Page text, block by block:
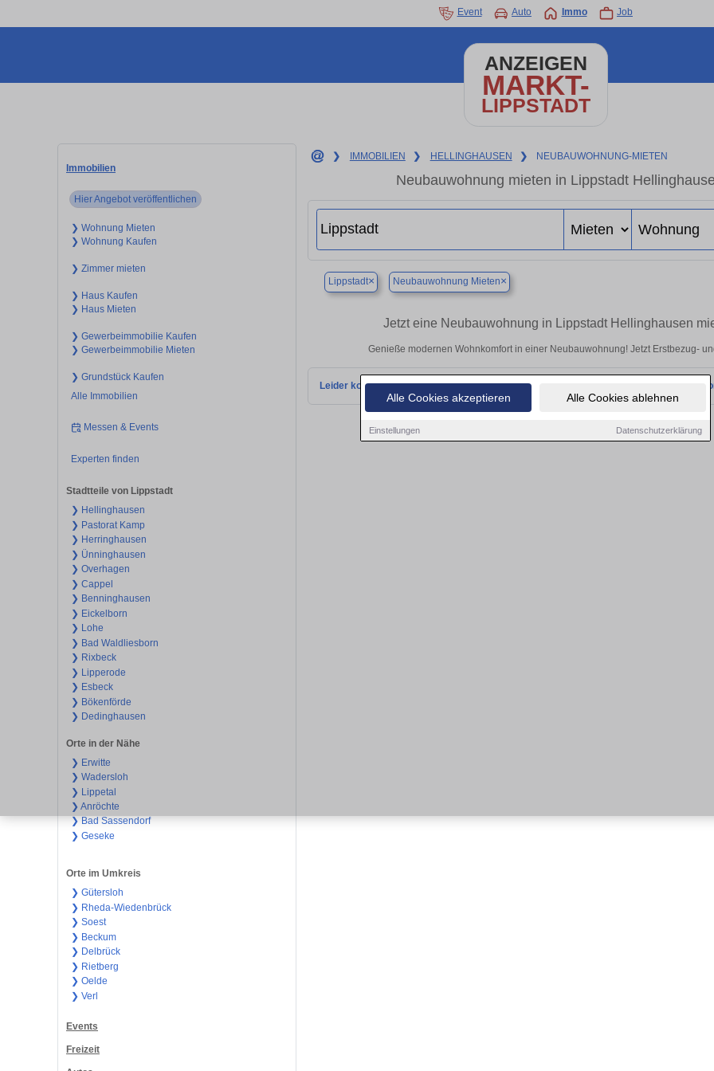
Alle Cookies akzeptieren Alle Cookies ablehnen
Einstellungen Datenschutzerklärung
Event Auto Immo Job
ANZEIGEN
MARKT-
LIPPSTADT
Immobilien
Hier Angebot veröffentlichen
❯ Wohnung Mieten
❯ Wohnung Kaufen
❯ Zimmer mieten
❯ Haus Kaufen
❯ Haus Mieten
❯ Gewerbeimmobilie Kaufen
❯ Gewerbeimmobilie Mieten
❯ Grundstück Kaufen
Alle Immobilien
Messen & Events
Experten finden
Stadtteile von Lippstadt
❯ Hellinghausen
❯ Pastorat Kamp
❯ Herringhausen
❯ Ünninghausen
❯ Overhagen
❯ Cappel
❯ Benninghausen
❯ Eickelborn
❯ Lohe
❯ Bad Waldliesborn
❯ Rixbeck
❯ Lipperode
❯ Esbeck
❯ Bökenförde
❯ Dedinghausen
Orte in der Nähe
❯ Erwitte
❯ Wadersloh
❯ Lippetal
❯ Anröchte
❯ Bad Sassendorf
❯ Geseke
Orte im Umkreis
❯ Gütersloh
❯ Rheda-Wiedenbrück
❯ Soest
❯ Beckum
❯ Delbrück
❯ Rietberg
❯ Oelde
❯ Verl
Events
Freizeit
❯ IMMOBILIEN ❯ HELLINGHAUSEN ❯ NEUBAUWOHNUNG-MIETEN
Neubauwohnung mieten in Lippstadt
Lippstadt× Neubauwohnung Mieten×
Jetzt eine Neubauwohnung in Lippstadt Hellinghausen
Genieße modernen Wohnkomfort in einer Neubauwohnung! Jetzt Erstbezug-
Leider konnten wir derzeit keine passenden Objekte finden. Schauen Sie bald wieder